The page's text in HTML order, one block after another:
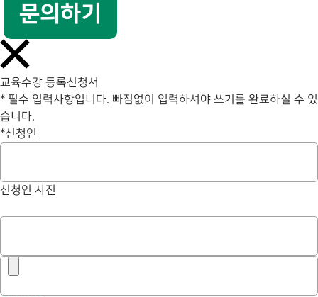
문의하기
교육수강 등록신청서
* 필수 입력사항입니다. 빠짐없이 입력하셔야 쓰기를 완료하실 수 있
습니다.
*신청인
신청인 사진